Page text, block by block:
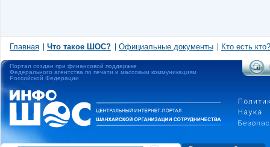
Главная Что такое ШОС? Официальные документы Кто есть кто?
Портал создан при финансовой поддержке
Федерального агентства по печати и массовым коммуникациям
Российской Федерации